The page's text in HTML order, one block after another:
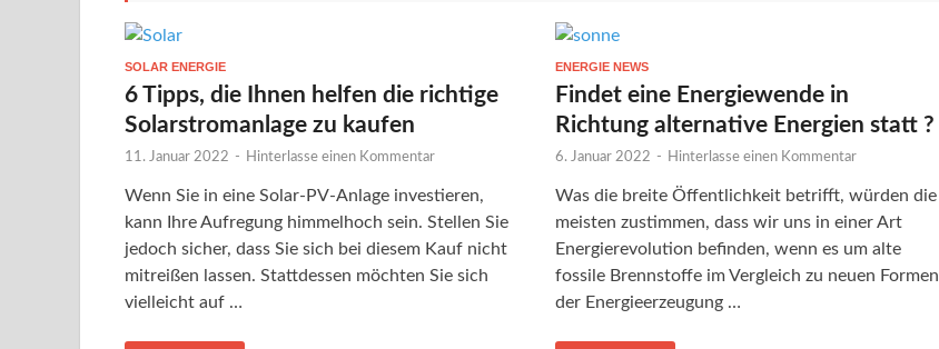
SOLAR ENERGIE
6 Tipps, die Ihnen helfen die richtige
Solarstromanlage zu kaufen
11. Januar 2022 - Hinterlasse einen Kommentar
Wenn Sie in eine Solar-PV-Anlage investieren,
kann Ihre Aufregung himmelhoch sein. Stellen Sie
jedoch sicher, dass Sie sich bei diesem Kauf nicht
mitreißen lassen. Stattdessen möchten Sie sich
vielleicht auf …
ENERGIE NEWS
Findet eine Energiewende in
Richtung alternative Energien statt ?
6. Januar 2022 - Hinterlasse einen Kommentar
Was die breite Öffentlichkeit betrifft, würden die
meisten zustimmen, dass wir uns in einer Art
Energierevolution befinden, wenn es um alte
fossile Brennstoffe im Vergleich zu neuen Formen
der Energieerzeugung …